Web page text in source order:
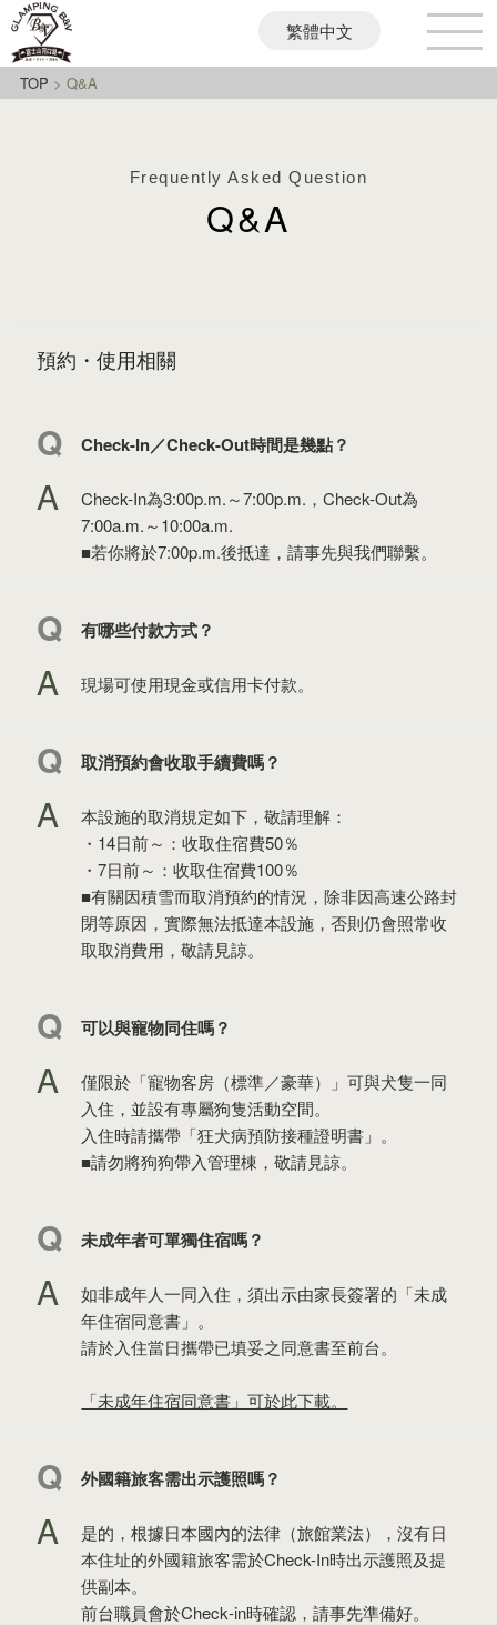
繁體中文
日本語
English
TOP >Q&A
Frequently Asked Question
Q&A
預約・使用相關
Check-In／Check-Out時間是幾點？
Check-In為3:00p.m.～7:00p.m.，Check-Out為
7:00a.m.～10:00a.m.
■若你將於7:00p.m.後抵達，請事先與我們聯繫。
有哪些付款方式？
現場可使用現金或信用卡付款。
取消預約會收取手續費嗎？
本設施的取消規定如下，敬請理解：
・14日前～：收取住宿費50％
・7日前～：收取住宿費100％
■有關因積雪而取消預約的情況，除非因高速公路封
閉等原因，實際無法抵達本設施，否則仍會照常收
取取消費用，敬請見諒。
可以與寵物同住嗎？
僅限於「寵物客房（標準／豪華）」可與犬隻一同
入住，並設有專屬狗隻活動空間。
入住時請攜帶「狂犬病預防接種證明書」。
■請勿將狗狗帶入管理棟，敬請見諒。
未成年者可單獨住宿嗎？
如非成年人一同入住，須出示由家長簽署的「未成
年住宿同意書」。
請於入住當日攜帶已填妥之同意書至前台。
「未成年住宿同意書」可於此下載。
外國籍旅客需出示護照嗎？
是的，根據日本國內的法律（旅館業法），沒有日
本住址的外國籍旅客需於Check-In時出示護照及提
供副本。
前台職員會於Check‑in時確認，請事先準備好。